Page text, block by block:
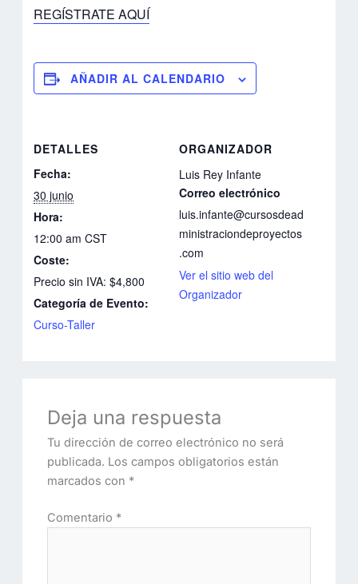
REGÍSTRATE AQUÍ
AÑADIR AL CALENDARIO
DETALLES
Fecha:
30 junio
Hora:
12:00 amCST
Coste:
Precio sin IVA: $4,800
Categoría de Evento:
Curso-Taller
ORGANIZADOR
Luis Rey Infante
Correo electrónico
luis.infante@cursosdead
ministraciondeproyectos
.com
Ver el sitio web del
Organizador
Deja una respuesta
Tu dirección de correo electrónico no será
publicada. Los campos obligatorios están
marcados con *
Comentario *